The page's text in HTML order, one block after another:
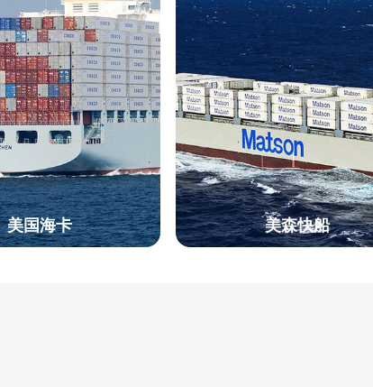
美国海卡 美森快船